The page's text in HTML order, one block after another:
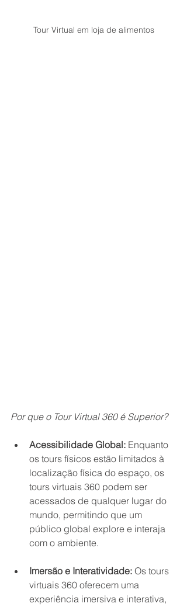
Tour Virtual em loja de alimentos
Por que o Tour Virtual 360 é Superior?
Acessibilidade Global: Enquanto
os tours físicos estão limitados à
localização física do espaço, os
tours virtuais 360 podem ser
acessados de qualquer lugar do
mundo, permitindo que um
público global explore e interaja
com o ambiente.
Imersão e Interatividade: Os tours
virtuais 360 oferecem uma
experiência imersiva e interativa,